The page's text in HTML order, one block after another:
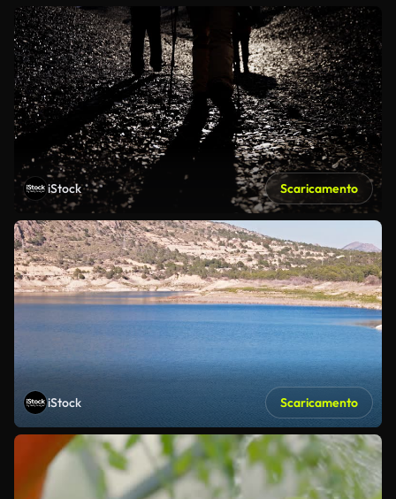
iStock Scaricamento
iStock Scaricamento